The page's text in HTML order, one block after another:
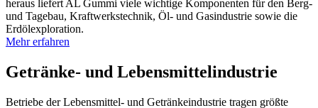
heraus liefert AL Gummi viele wichtige Komponenten für den Berg-
und Tagebau, Kraftwerkstechnik, Öl- und Gasindustrie sowie die
Erdölexploration.
Mehr erfahren
Getränke- und Lebensmittelindustrie
Betriebe der Lebensmittel- und Getränkeindustrie tragen größte